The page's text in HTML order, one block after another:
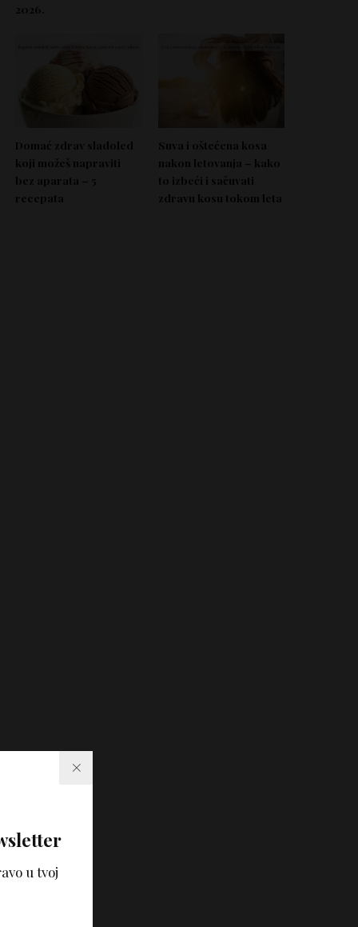
u tvoj
2026.
Domać zdrav sladoled
koji možeš napraviti
bez aparata – 5
recepata
Suva i oštećena kosa
nakon letovanja – kako
to izbeći i sačuvati
zdravu kosu tokom leta